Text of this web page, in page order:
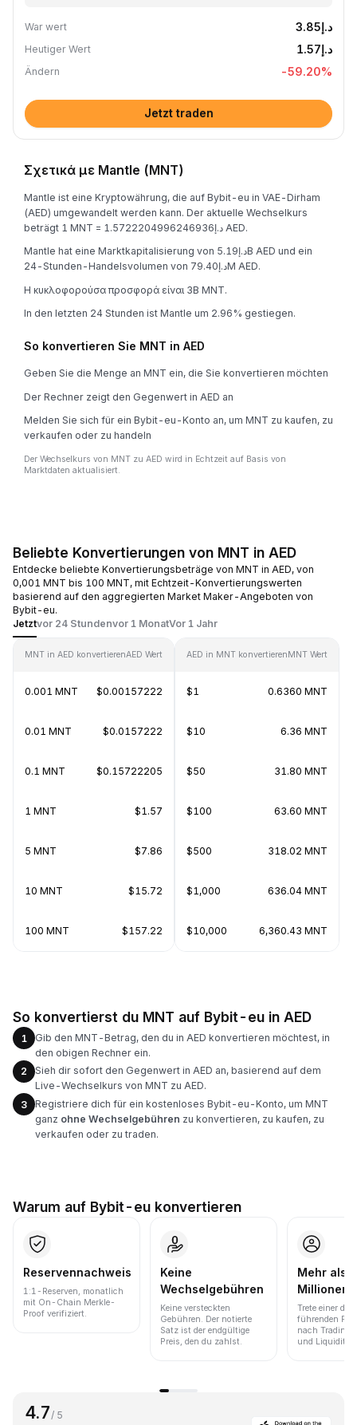
War wert د.إ3.85
Heutiger Wert د.إ1.57
Ändern -59.20%
Jetzt traden
Σχετικά με Mantle (MNT)
Mantle ist eine Kryptowährung, die auf Bybit-eu in VAE-Dirham
(AED) umgewandelt werden kann. Der aktuelle Wechselkurs
beträgt 1 MNT = د.إ1.5722204996246936 AED.
Mantle hat eine Marktkapitalisierung von د.إ5.19B AED und ein
24-Stunden-Handelsvolumen von د.إ79.40M AED.
Η κυκλοφορούσα προσφορά είναι 3B MNT.
In den letzten 24 Stunden ist Mantle um 2.96% gestiegen.
So konvertieren Sie MNT in AED
Geben Sie die Menge an MNT ein, die Sie konvertieren möchten
Der Rechner zeigt den Gegenwert in AED an
Melden Sie sich für ein Bybit-eu-Konto an, um MNT zu kaufen, zu
verkaufen oder zu handeln
Der Wechselkurs von MNT zu AED wird in Echtzeit auf Basis von
Marktdaten aktualisiert.
Beliebte Konvertierungen von MNT in AED
Entdecke beliebte Konvertierungsbeträge von MNT in AED, von
0,001 MNT bis 100 MNT, mit Echtzeit-Konvertierungswerten
basierend auf den aggregierten Market Maker-Angeboten von
Bybit-eu.
Jetztvor 24 Stundenvor 1 MonatVor 1 Jahr
MNT in AED konvertierenAED Wert
0.001 MNT $0.00157222
0.01 MNT $0.0157222
0.1 MNT $0.15722205
1 MNT $1.57
5 MNT $7.86
10 MNT $15.72
100 MNT $157.22
AED in MNT konvertierenMNT Wert
$1 0.6360 MNT
$10 6.36 MNT
$50 31.80 MNT
$100 63.60 MNT
$500 318.02 MNT
$1,000 636.04 MNT
$10,000 6,360.43 MNT
So konvertierst du MNT auf Bybit-eu in AED
1
Gib den MNT-Betrag, den du in AED konvertieren möchtest, in
den obigen Rechner ein.
2
Sieh dir sofort den Gegenwert in AED an, basierend auf dem
Live-Wechselkurs von MNT zu AED.
3
Registriere dich für ein kostenloses Bybit-eu-Konto, um MNT
ganz ohne Wechselgebühren zu konvertieren, zu kaufen, zu
verkaufen oder zu traden.
Warum auf Bybit-eu konvertieren
Reservennachweis
1:1-Reserven, monatlich
mit On-Chain Merkle-
Proof verifiziert.
Keine
Wechselgebühren
Keine versteckten
Gebühren. Der notierte
Satz ist der endgültige
Preis, den du zahlst.
Mehr als
Millionen
Trete einer der
führenden
nach Trading-
und Liquidität
4.7 / 5